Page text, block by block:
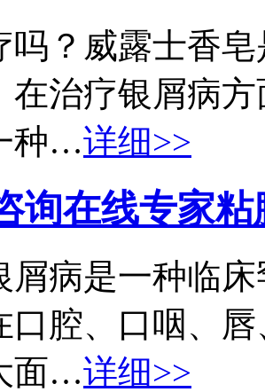
吗？威露士香
在治疗银屑病
种…详细>>
询在线专家粘
屑病是一种临
口腔、口咽、
面…详细>>